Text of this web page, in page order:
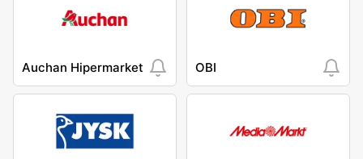
Auchan Hipermarket OBI